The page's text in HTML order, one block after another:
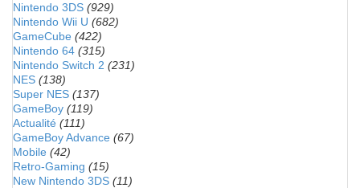
Nintendo 3DS (929)
Nintendo Wii U (682)
GameCube (422)
Nintendo 64 (315)
Nintendo Switch 2 (231)
NES (138)
Super NES (137)
GameBoy (119)
Actualité (111)
GameBoy Advance (67)
Mobile (42)
Retro-Gaming (15)
New Nintendo 3DS (11)